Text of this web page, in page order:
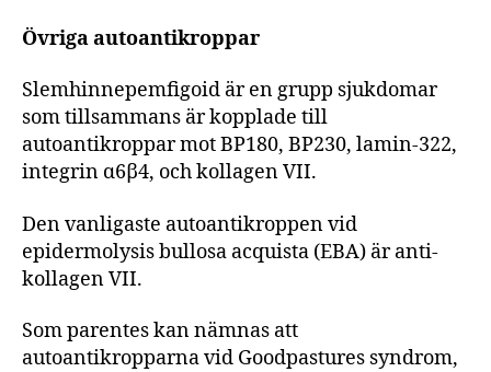
Övriga autoantikroppar
Slemhinnepemfigoid är en grupp sjukdomar
som tillsammans är kopplade till
autoantikroppar mot BP180, BP230, lamin-322,
integrin ɑ6β4, och kollagen VII.
Den vanligaste autoantikroppen vid
epidermolysis bullosa acquista (EBA) är anti-
kollagen VII.
Som parentes kan nämnas att
autoantikropparna vid Goodpastures syndrom,